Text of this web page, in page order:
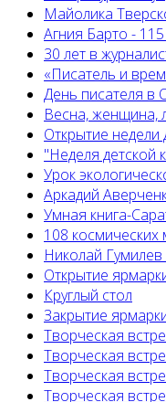
Майолика
Агния Барто -
30 лет в
«Писатель и
День писателя в
Весна, женщина,
Открытие недели
"Неделя детской
Урок
Аркадий
Умная книга-
108 космических
Николай
Открытие
Круглый стол
Закрытие
Творческая
Творческая
Творческая
Творческая